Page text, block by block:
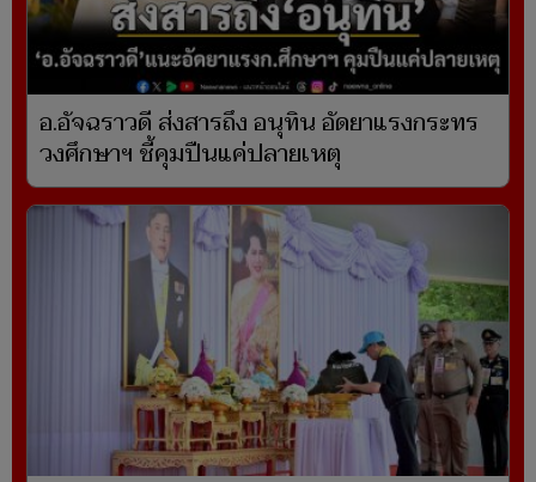
อ.อัจฉราวดี ส่งสารถึง อนุทิน อัดยาแรงกระทร
วงศึกษาฯ ชี้คุมปืนแค่ปลายเหตุ